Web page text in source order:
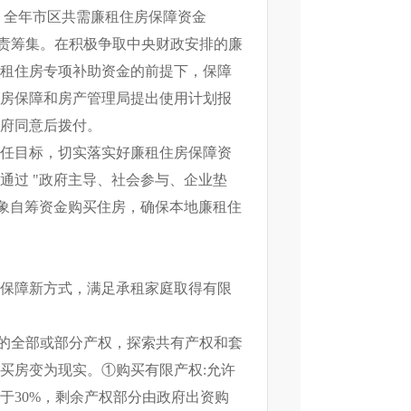
年市区共需廉租住房保障资金
筹集。在积极争取中央财政安排的廉
住房专项补助资金的前提下，保障
保障和房产管理局提出使用计划报
同意后拨付。
目标，切实落实好廉租住房保障资
过 "政府主导、社会参与、企业垫
自筹资金购买住房，确保本地廉租住
障新方式，满足承租家庭取得有限
全部或部分产权，探索共有产权和套
房变为现实。①购买有限产权:允许
30%，剩余产权部分由政府出资购